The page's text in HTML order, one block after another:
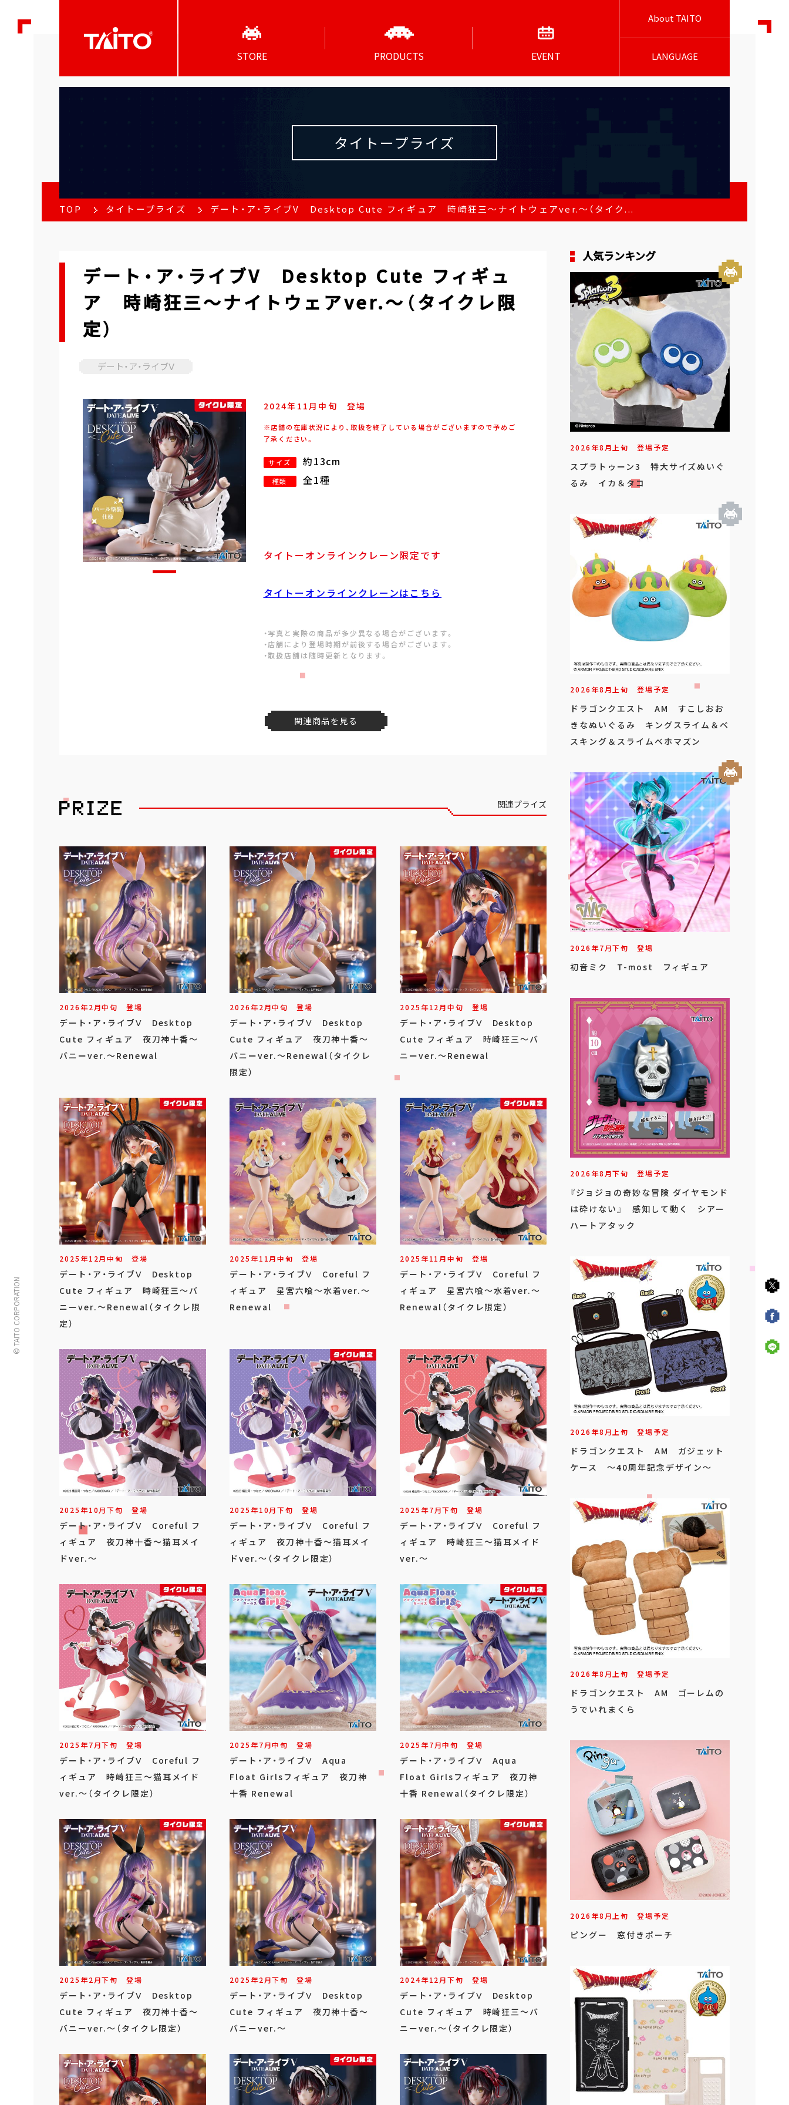
STORE PRODUCTS EVENT
About TAITO
LANGUAGE
© TAITO CORPORATION
タイトープライズ
TOP タイトープライズ デート・ア・ライブV Desktop Cute フィギュア 時崎狂三～ナイトウェアver.～（タイク...
デート・ア・ライブV Desktop Cute フィギュ
ア 時崎狂三～ナイトウェアver.～（タイクレ限
定）
デート・ア・ライブⅤ
2024年 11月 中旬 登場
※店舗の在庫状況により、取扱を終了している場合がございますので予めご
了承ください。
サイズ 約13cm
種類 全1種
タイトーオンラインクレーン限定です
タイトーオンラインクレーンはこちら
・写真と実際の商品が多少異なる場合がございます。
・店舗により登場時期が前後する場合がございます。
・取扱店舗は随時更新となります。
関連商品を見る
関連プライズ
2026年2月中旬 登場
デート・ア・ライブⅤ Desktop
Cute フィギュア 夜刀神十香～
バニーver.～Renewal
2026年2月中旬 登場
デート・ア・ライブⅤ Desktop
Cute フィギュア 夜刀神十香～
バニーver.～Renewal（タイクレ
限定）
2025年12月中旬 登場
デート・ア・ライブⅤ Desktop
Cute フィギュア 時崎狂三～バ
ニーver.～Renewal
2025年12月中旬 登場
デート・ア・ライブⅤ Desktop
Cute フィギュア 時崎狂三～バ
ニーver.～Renewal（タイクレ限
定）
2025年11月中旬 登場
デート・ア・ライブⅤ Coreful フ
ィギュア 星宮六喰～水着ver.～
Renewal
2025年11月中旬 登場
デート・ア・ライブⅤ Coreful フ
ィギュア 星宮六喰～水着ver.～
Renewal（タイクレ限定）
2025年10月下旬 登場
デート・ア・ライブⅤ Coreful フ
ィギュア 夜刀神十香～猫耳メイ
ドver.～
2025年10月下旬 登場
デート・ア・ライブⅤ Coreful フ
ィギュア 夜刀神十香～猫耳メイ
ドver.～（タイクレ限定）
2025年7月下旬 登場
デート・ア・ライブⅤ Coreful フ
ィギュア 時崎狂三～猫耳メイド
ver.～
2025年7月下旬 登場
デート・ア・ライブⅤ Coreful フ
ィギュア 時崎狂三～猫耳メイド
ver.～（タイクレ限定）
2025年7月中旬 登場
デート・ア・ライブⅤ Aqua
Float Girlsフィギュア 夜刀神
十香 Renewal
2025年7月中旬 登場
デート・ア・ライブⅤ Aqua
Float Girlsフィギュア 夜刀神
十香 Renewal（タイクレ限定）
2025年2月下旬 登場
デート・ア・ライブⅤ Desktop
Cute フィギュア 夜刀神十香～
バニーver.～（タイクレ限定）
2025年2月下旬 登場
デート・ア・ライブⅤ Desktop
Cute フィギュア 夜刀神十香～
バニーver.～
2024年12月下旬 登場
デート・ア・ライブⅤ Desktop
Cute フィギュア 時崎狂三～バ
ニーver.～（タイクレ限定）
人気ランキング
2026年8月上旬 登場予定
スプラトゥーン3 特大サイズぬいぐ
るみ イカ＆タコ
2026年8月上旬 登場予定
ドラゴンクエスト AM すこしおお
きなぬいぐるみ キングスライム＆ベ
スキング＆スライムベホマズン
2026年7月下旬 登場
初音ミク T-most フィギュア
2026年8月下旬 登場予定
『ジョジョの奇妙な冒険 ダイヤモンド
は砕けない』 感知して動く シアー
ハートアタック
2026年8月上旬 登場予定
ドラゴンクエスト AM ガジェット
ケース ～40周年記念デザイン～
2026年8月上旬 登場予定
ドラゴンクエスト AM ゴーレムの
うでいれまくら
2026年8月上旬 登場予定
ピングー 窓付きポーチ